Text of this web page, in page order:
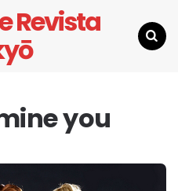
Revista
you